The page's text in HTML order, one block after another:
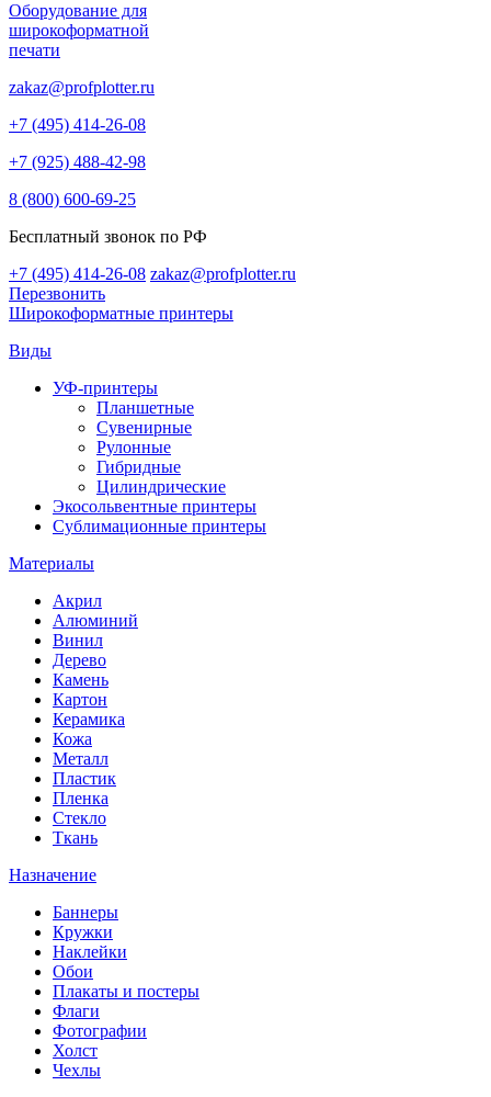
Оборудование для
широкоформатной
печати
zakaz@profplotter.ru
+7 (495) 414-26-08
+7 (925) 488-42-98
8 (800) 600-69-25
Бесплатный звонок по РФ
+7 (495) 414-26-08 zakaz@profplotter.ru
Перезвонить
Широкоформатные принтеры
Виды
УФ-принтеры
Планшетные
Сувенирные
Рулонные
Гибридные
Цилиндрические
Экосольвентные принтеры
Сублимационные принтеры
Материалы
Акрил
Алюминий
Винил
Дерево
Камень
Картон
Керамика
Кожа
Металл
Пластик
Пленка
Стекло
Ткань
Назначение
Баннеры
Кружки
Наклейки
Обои
Плакаты и постеры
Флаги
Фотографии
Холст
Чехлы